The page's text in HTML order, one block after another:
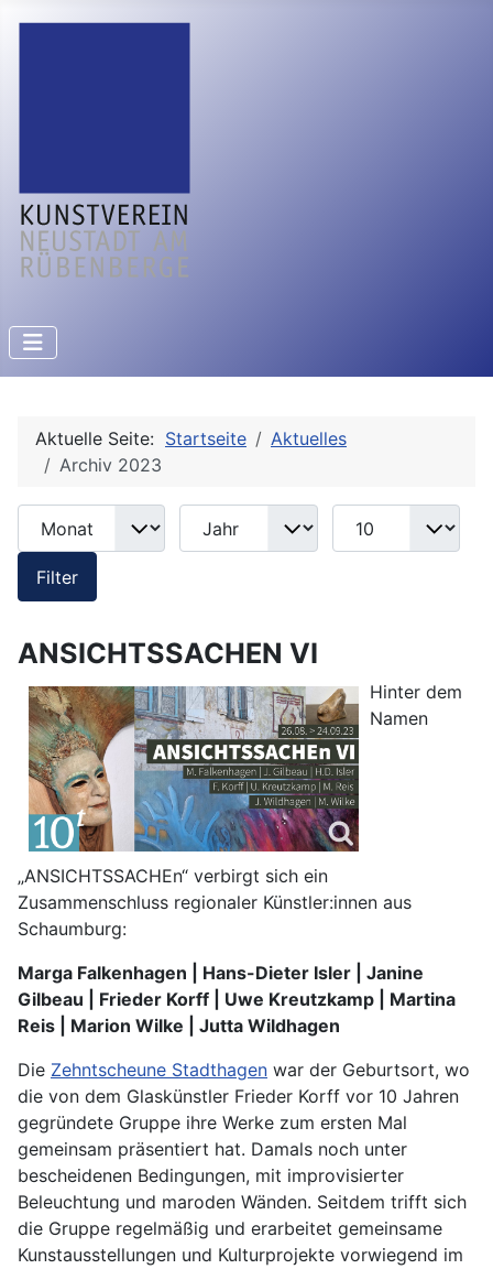
Aktuelle Seite: Startseite
Aktuelles
Archiv 2023
Filter
Monat Jahr Anzeige #
Filter
ANSICHTSSACHEN VI
Hinter dem
Namen
„ANSICHTSSACHEn“ verbirgt sich ein
Zusammenschluss regionaler Künstler:innen aus
Schaumburg:
Marga Falkenhagen | Hans-Dieter Isler | Janine
Gilbeau | Frieder Korff | Uwe Kreutzkamp | Martina
Reis | Marion Wilke | Jutta Wildhagen
Die Zehntscheune Stadthagen war der Geburtsort, wo
die von dem Glaskünstler Frieder Korff vor 10 Jahren
gegründete Gruppe ihre Werke zum ersten Mal
gemeinsam präsentiert hat. Damals noch unter
bescheidenen Bedingungen, mit improvisierter
Beleuchtung und maroden Wänden. Seitdem trifft sich
die Gruppe regelmäßig und erarbeitet gemeinsame
Kunstausstellungen und Kulturprojekte vorwiegend im